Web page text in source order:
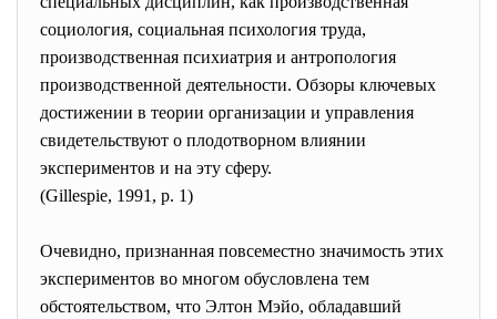
социология, социальная психология труда,
производственная психиатрия и антропология
производственной деятельности. Обзоры ключевых
достижении в теории организации и управления
свидетельствуют о плодотворном влиянии
экспериментов и на эту сферу.
(Gillespie, 1991, р. 1)
Очевидно, признанная повсеместно значимость этих
экспериментов во многом обусловлена тем
обстоятельством, что Элтон Мэйо, обладавший